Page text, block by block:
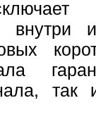
внутри